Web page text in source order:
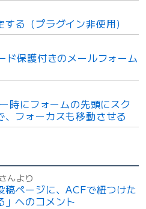
る（プラグイン非使用）
保護付きのメールフォーム
にフォームの先頭にスク
フォーカスも移動させる
んより
稿ページに、ACFで紐つけた
」へのコメント